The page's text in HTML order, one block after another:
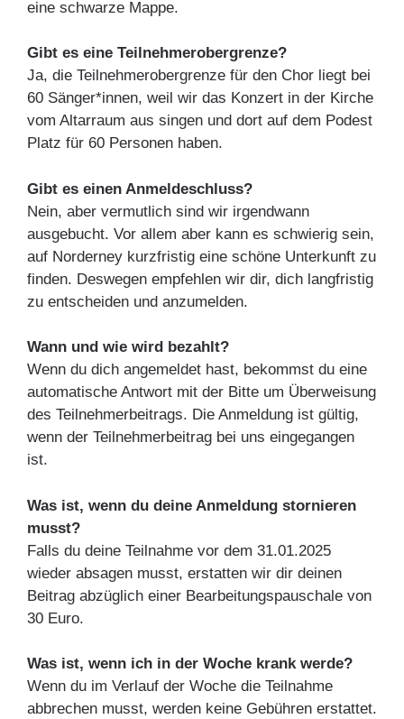
eine schwarze Mappe.
Gibt es eine Teilnehmerobergrenze?
Ja, die Teilnehmerobergrenze für den Chor liegt bei
60 Sänger*innen, weil wir das Konzert in der Kirche
vom Altarraum aus singen und dort auf dem Podest
Platz für 60 Personen haben.
Gibt es einen Anmeldeschluss?
Nein, aber vermutlich sind wir irgendwann
ausgebucht. Vor allem aber kann es schwierig sein,
auf Norderney kurzfristig eine schöne Unterkunft zu
finden. Deswegen empfehlen wir dir, dich langfristig
zu entscheiden und anzumelden.
Wann und wie wird bezahlt?
Wenn du dich angemeldet hast, bekommst du eine
automatische Antwort mit der Bitte um Überweisung
des Teilnehmerbeitrags. Die Anmeldung ist gültig,
wenn der Teilnehmerbeitrag bei uns eingegangen
ist.
Was ist, wenn du deine Anmeldung stornieren
musst?
Falls du deine Teilnahme vor dem 31.01.2025
wieder absagen musst, erstatten wir dir deinen
Beitrag abzüglich einer Bearbeitungspauschale von
30 Euro.
Was ist, wenn ich in der Woche krank werde?
Wenn du im Verlauf der Woche die Teilnahme
abbrechen musst, werden keine Gebühren erstattet.